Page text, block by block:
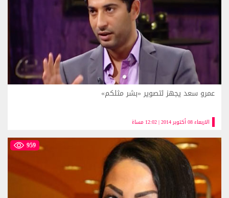
الاربعاء 08 أكتوبر 2014 | 12:02 مساءً
عمرو سعد يجهز لتصوير «بشر مثلكم»
959